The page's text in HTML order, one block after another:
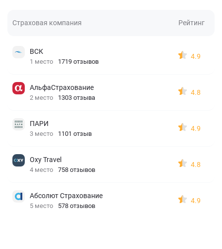
Страховая компания Рейтинг
ВСК
1 место 1719 отзывов
4.9
АльфаСтрахование
2 место 1303 отзыва
4.8
ПАРИ
3 место 1101 отзыв
4.9
Oxy Travel
4 место 758 отзывов
4.8
Абсолют Страхование
5 место 578 отзывов
4.9